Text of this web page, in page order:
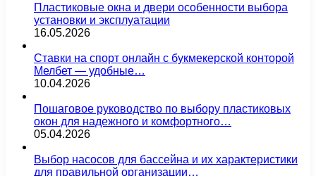
Пластиковые окна и двери особенности выбора
установки и эксплуатации
16.05.2026
Ставки на спорт онлайн с букмекерской конторой
Мелбет — удобные…
10.04.2026
Пошаговое руководство по выбору пластиковых
окон для надежного и комфортного…
05.04.2026
Выбор насосов для бассейна и их характеристики
для правильной организации…